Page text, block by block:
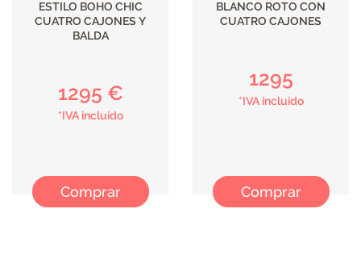
ESTILO BOHO CHIC
CUATRO CAJONES Y
BALDA
1295 €
*IVA incluido
Comprar
BLANCO ROTO CON
CUATRO CAJONES
1295
*IVA incluido
Comprar